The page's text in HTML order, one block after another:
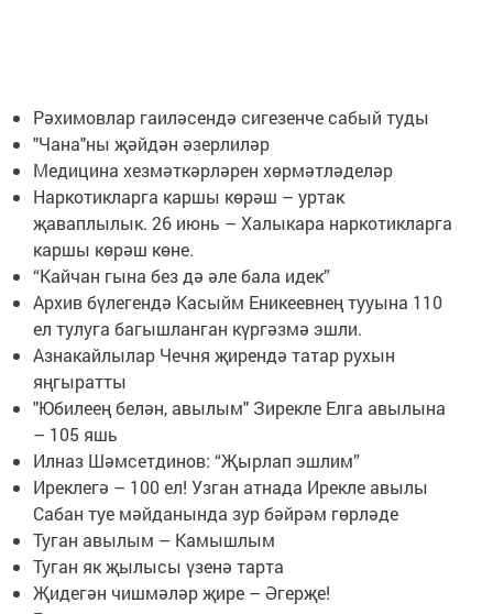
Рәхимовлар гаиләсендә сигезенче сабый туды
"Чана"ны җәйдән әзерлиләр
Медицина хезмәткәрләрен хөрмәтләделәр
Наркотикларга каршы көрәш – уртак
җаваплылык. 26 июнь – Халыкара наркотикларга
каршы көрәш көне.
“Кайчан гына без дә әле бала идек”
Архив бүлегендә Касыйм Еникеевнең тууына 110
ел тулуга багышланган күргәзмә эшли.
Азнакайлылар Чечня җирендә татар рухын
яңгыратты
"Юбилеең белән, авылым" Зирекле Елга авылына
– 105 яшь
Илназ Шәмсетдинов: “Җырлап эшлим”
Иреклегә – 100 ел! Узган атнада Ирекле авылы
Сабан туе мәйданында зур бәйрәм гөрләде
Туган авылым – Камышлым
Туган як җылысы үзенә тарта
Җидегән чишмәләр җире – Әгерҗе!